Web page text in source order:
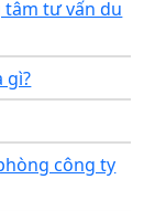
tâm tư vấn du
gì?
công ty